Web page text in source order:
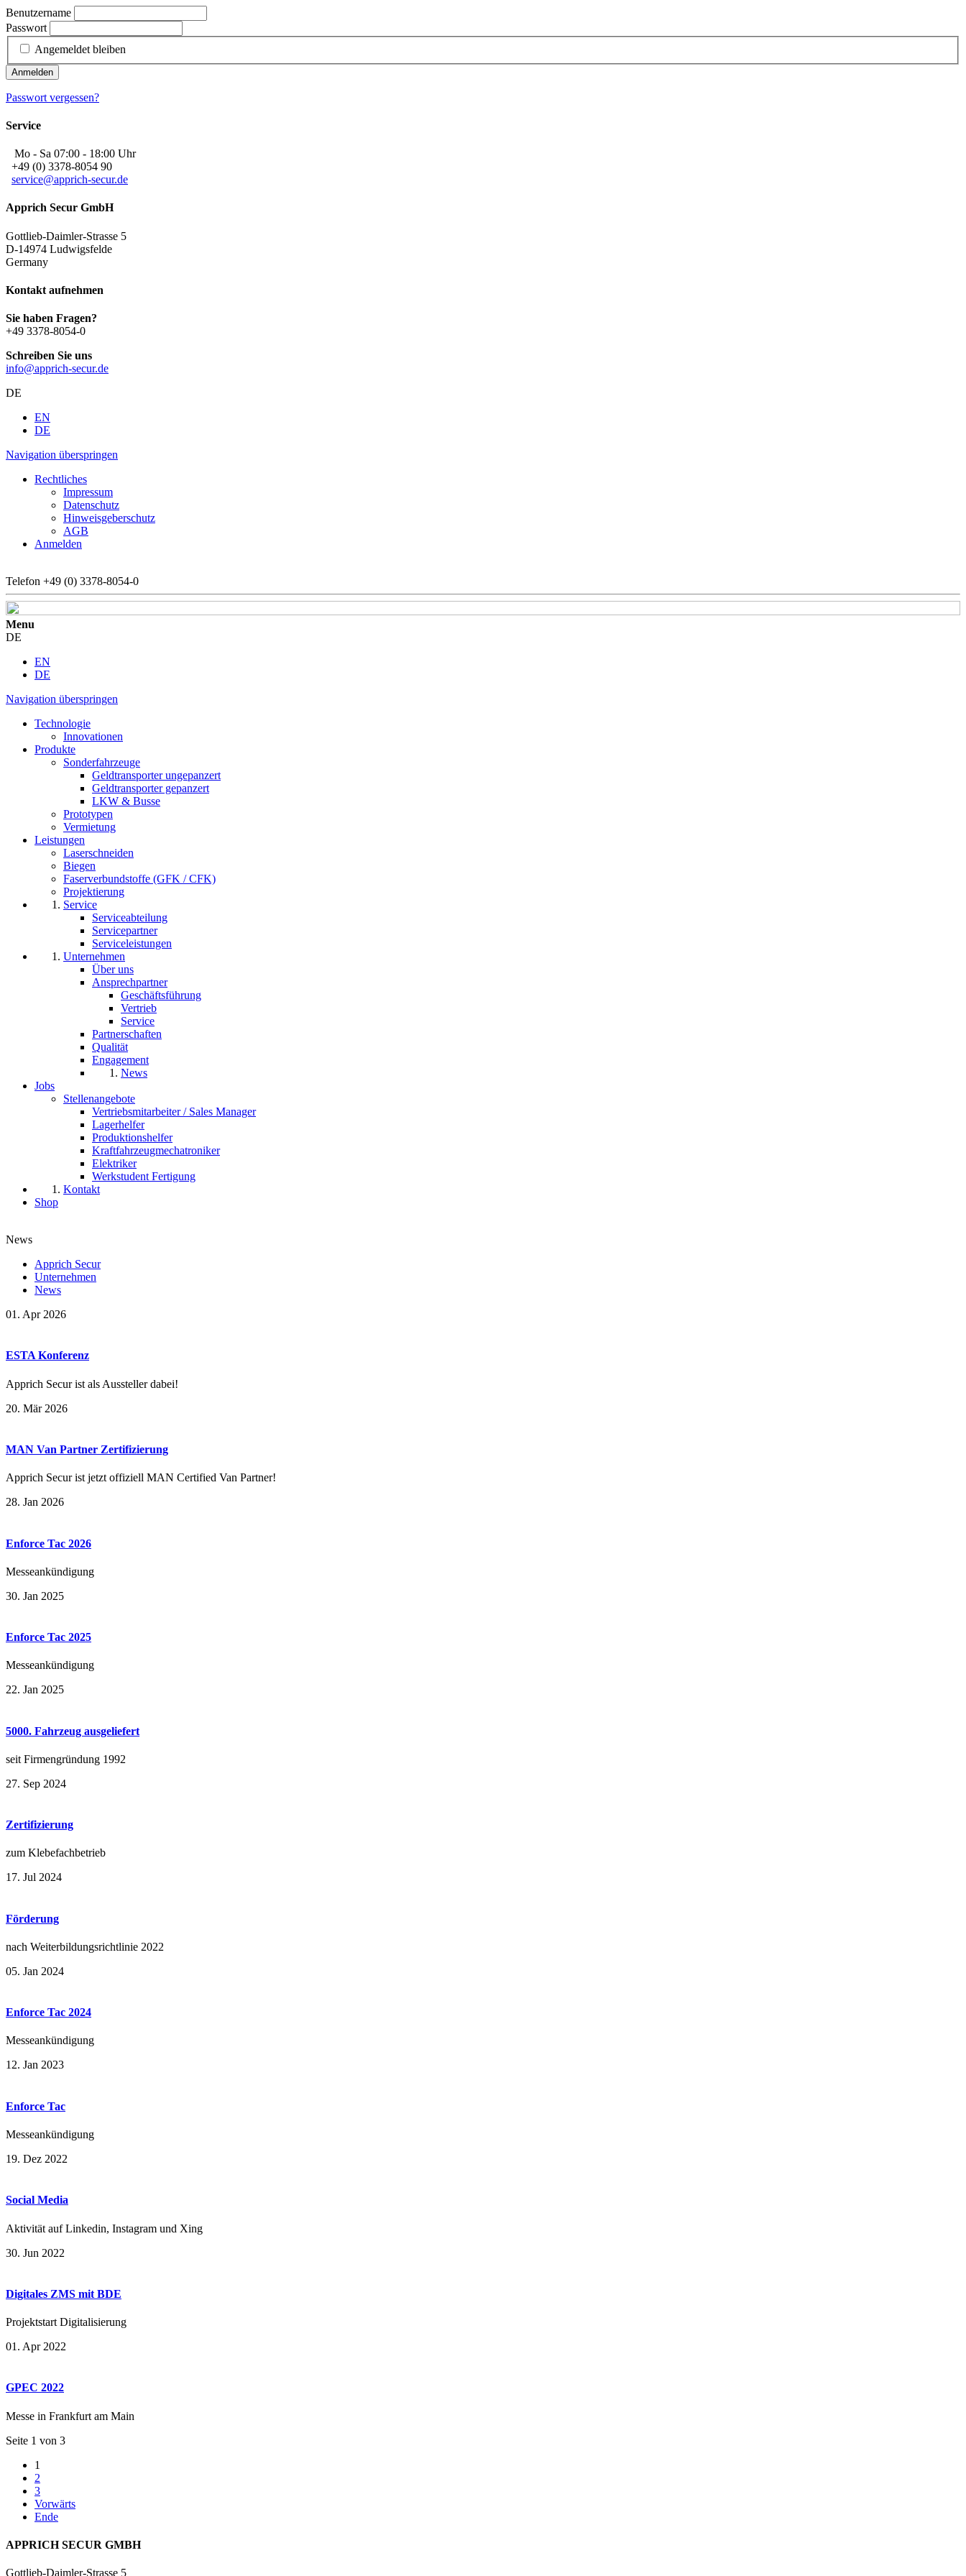
Benutzername
Passwort
Angemeldet bleiben
Anmelden
Passwort vergessen?
Service
Mo - Sa 07:00 - 18:00 Uhr
+49 (0) 3378-8054 90
service@apprich-secur.de
Apprich Secur GmbH
Gottlieb-Daimler-Strasse 5
D-14974 Ludwigsfelde
Germany
Kontakt aufnehmen
Sie haben Fragen?
+49 3378-8054-0
Schreiben Sie uns
info@apprich-secur.de
DE
EN
DE
Navigation überspringen
Rechtliches
Impressum
Datenschutz
Hinweisgeberschutz
AGB
Anmelden
Telefon +49 (0) 3378-8054-0
Menu
DE
EN
DE
Navigation überspringen
Technologie
Innovationen
Produkte
Sonderfahrzeuge
Geldtransporter ungepanzert
Geldtransporter gepanzert
LKW & Busse
Prototypen
Vermietung
Leistungen
Laserschneiden
Biegen
Faserverbundstoffe (GFK / CFK)
Projektierung
Service
Serviceabteilung
Servicepartner
Serviceleistungen
Unternehmen
Über uns
Ansprechpartner
Geschäftsführung
Vertrieb
Service
Partnerschaften
Qualität
Engagement
News
Jobs
Stellenangebote
Vertriebsmitarbeiter / Sales Manager
Lagerhelfer
Produktionshelfer
Kraftfahrzeugmechatroniker
Elektriker
Werkstudent Fertigung
Kontakt
Shop
News
Apprich Secur
Unternehmen
News
01. Apr 2026
ESTA Konferenz
Apprich Secur ist als Aussteller dabei!
20. Mär 2026
MAN Van Partner Zertifizierung
Apprich Secur ist jetzt offiziell MAN Certified Van Partner!
28. Jan 2026
Enforce Tac 2026
Messeankündigung
30. Jan 2025
Enforce Tac 2025
Messeankündigung
22. Jan 2025
5000. Fahrzeug ausgeliefert
seit Firmengründung 1992
27. Sep 2024
Zertifizierung
zum Klebefachbetrieb
17. Jul 2024
Förderung
nach Weiterbildungsrichtlinie 2022
05. Jan 2024
Enforce Tac 2024
Messeankündigung
12. Jan 2023
Enforce Tac
Messeankündigung
19. Dez 2022
Social Media
Aktivität auf Linkedin, Instagram und Xing
30. Jun 2022
Digitales ZMS mit BDE
Projektstart Digitalisierung
01. Apr 2022
GPEC 2022
Messe in Frankfurt am Main
Seite 1 von 3
1
2
3
Vorwärts
Ende
APPRICH SECUR GMBH
Gottlieb-Daimler-Strasse 5